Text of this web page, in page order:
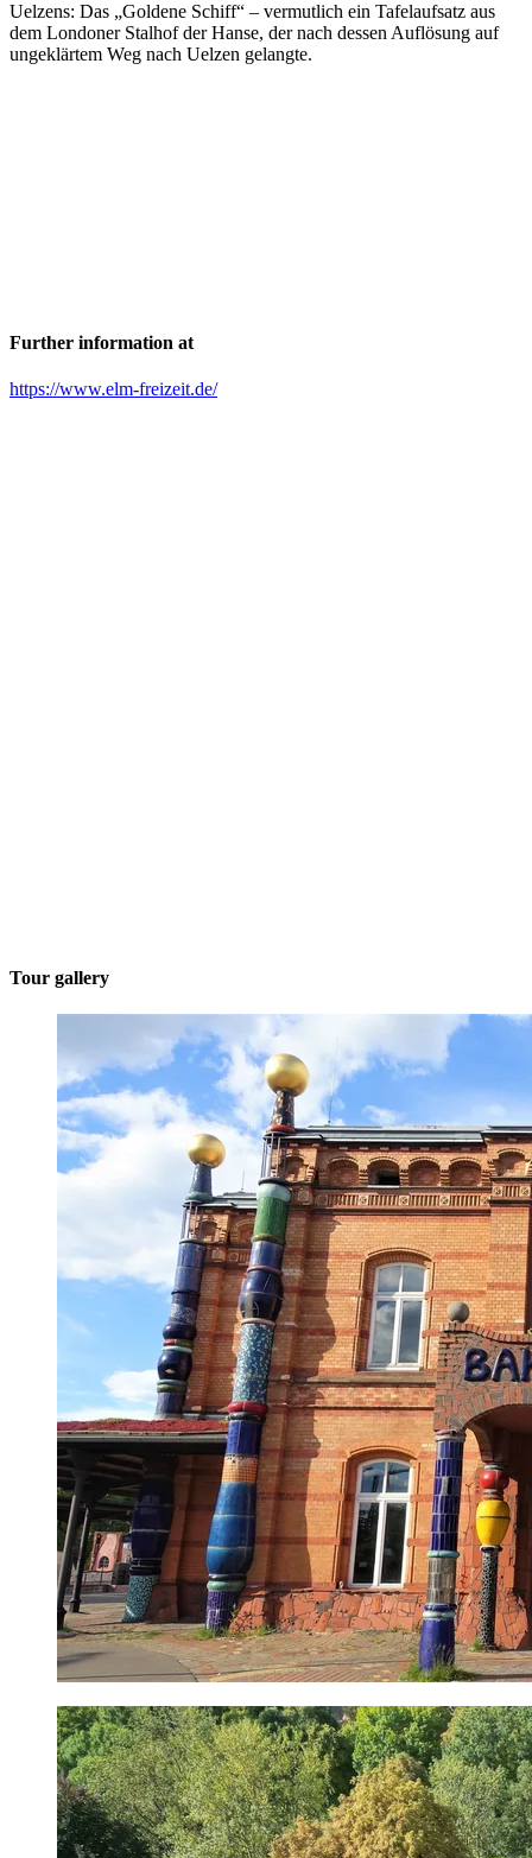
Uelzens: Das „Goldene Schiff“ – vermutlich ein Tafelaufsatz aus
dem Londoner Stalhof der Hanse, der nach dessen Auflösung auf
ungeklärtem Weg nach Uelzen gelangte.
Further information at
https://www.elm-freizeit.de/
Tour gallery